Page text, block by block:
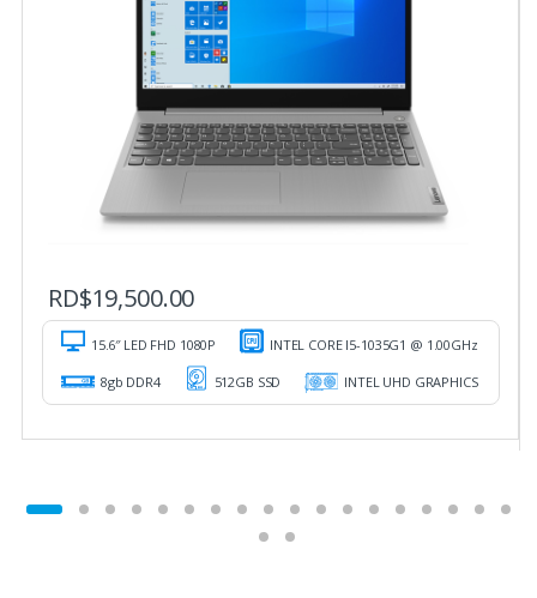
RD$19,500.00
15.6″ LED FHD 1080P INTEL CORE I5-1035G1 @ 1.00GHz
8gb DDR4 512GB SSD INTEL UHD GRAPHICS